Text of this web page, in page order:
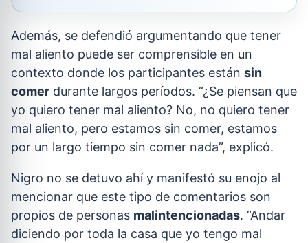
Además, se defendió argumentando que tener
mal aliento puede ser comprensible en un
contexto donde los participantes están sin
comer durante largos períodos. “¿Se piensan que
yo quiero tener mal aliento? No, no quiero tener
mal aliento, pero estamos sin comer, estamos
por un largo tiempo sin comer nada”, explicó.
Nigro no se detuvo ahí y manifestó su enojo al
mencionar que este tipo de comentarios son
propios de personas malintencionadas. “Andar
diciendo por toda la casa que yo tengo mal